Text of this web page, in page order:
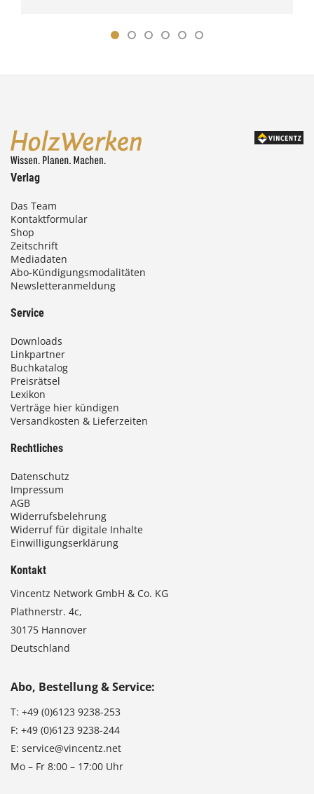
Verlag
Das Team
Kontaktformular
Shop
Zeitschrift
Mediadaten
Abo-Kündigungsmodalitäten
Newsletteranmeldung
Service
Downloads
Linkpartner
Buchkatalog
Preisrätsel
Lexikon
Verträge hier kündigen
Versandkosten & Lieferzeiten
Rechtliches
Datenschutz
Impressum
AGB
Widerrufsbelehrung
Widerruf für digitale Inhalte
Einwilligungserklärung
Kontakt
Vincentz Network GmbH & Co. KG
Plathnerstr. 4c,
30175 Hannover
Deutschland
Abo, Bestellung & Service:
T: +49 (0)6123 9238-253
F: +49 (0)6123 9238-244
E: service@vincentz.net
Mo – Fr 8:00 – 17:00 Uhr